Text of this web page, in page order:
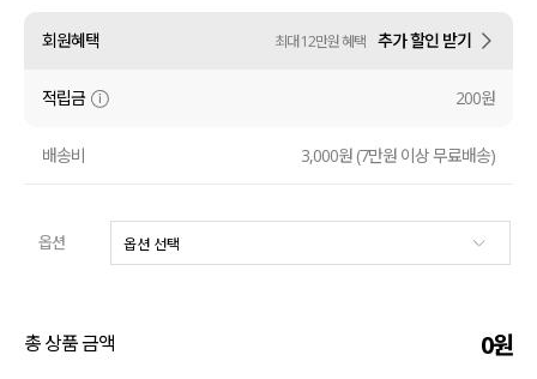
셔츠
원피스
니트
회원혜택 최대 12만원 혜택 추가 할인 받기
적립금 200원
배송비 3,000원 (7만원 이상 무료배송)
옵션
총 상품 금액 0원